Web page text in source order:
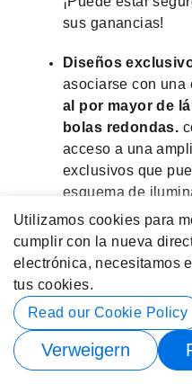
Utilizamos cookies para
cumplir con la nueva
electrónica, necesitamos
tus cookies.
Read our Cookie Policy
Verweigern
sus ganancias!
Diseños
asociarse con una
al por mayor de
bolas redondas.
acceso a una
exclusivos que
esquema de
único y cohesivo
cuán diferentes
¡puede estar
de la rica
Siempre
Buy4store
mejores